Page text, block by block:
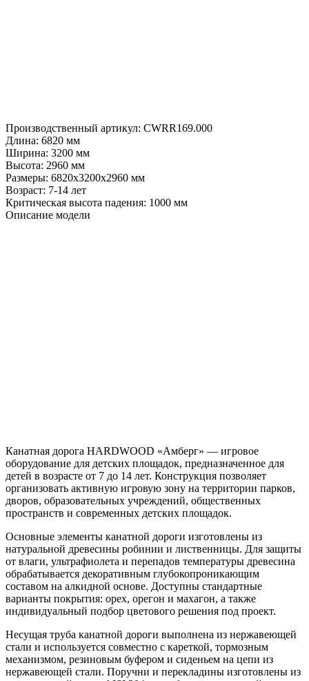
Производственный артикул: CWRR169.000
Длина: 6820 мм
Ширина: 3200 мм
Высота: 2960 мм
Размеры: 6820х3200х2960 мм
Возраст: 7-14 лет
Критическая высота падения: 1000 мм
Описание модели
Канатная дорога HARDWOOD «Амберг» — игровое
оборудование для детских площадок, предназначенное для
детей в возрасте от 7 до 14 лет. Конструкция позволяет
организовать активную игровую зону на территории парков,
дворов, образовательных учреждений, общественных
пространств и современных детских площадок.
Основные элементы канатной дороги изготовлены из
натуральной древесины робинии и лиственницы. Для защиты
от влаги, ультрафиолета и перепадов температуры древесина
обрабатывается декоративным глубокопроникающим
составом на алкидной основе. Доступны стандартные
варианты покрытия: орех, орегон и махагон, а также
индивидуальный подбор цветового решения под проект.
Несущая труба канатной дороги выполнена из нержавеющей
стали и используется совместно с кареткой, тормозным
механизмом, резиновым буфером и сиденьем на цепи из
нержавеющей стали. Поручни и перекладины изготовлены из